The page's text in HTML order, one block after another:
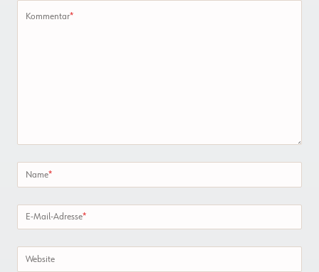
Kommentar*
Name*
E-Mail-Adresse*
Website